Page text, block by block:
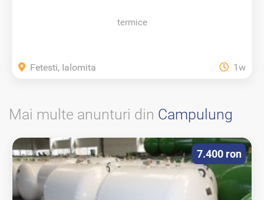
termice
Fetesti, Ialomita 1w
Mai multe anunturi din Campulung
7.400 ron